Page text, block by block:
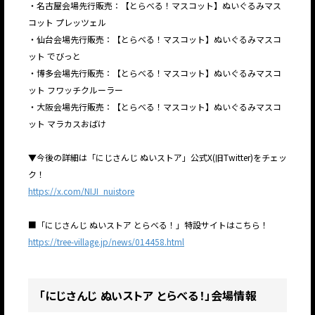
・名古屋会場先行販売：【とらべる！マスコット】ぬいぐるみマス
コット プレッツェル
・仙台会場先行販売：【とらべる！マスコット】ぬいぐるみマスコ
ット でびっと
・博多会場先行販売：【とらべる！マスコット】ぬいぐるみマスコ
ット フワッチクルーラー
・大阪会場先行販売：【とらべる！マスコット】ぬいぐるみマスコ
ット マラカスおばけ
▼今後の詳細は「にじさんじ ぬいストア」公式X(旧Twitter)をチェッ
ク！
https://x.com/NIJI_nuistore
■「にじさんじ ぬいストア とらべる！」特設サイトはこちら！
https://tree-village.jp/news/014458.html
「にじさんじ ぬいストア とらべる！」会場情報